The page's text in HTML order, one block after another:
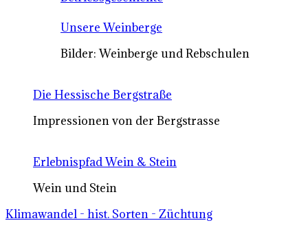
Unsere Weinberge
Bilder: Weinberge und Rebschulen
Die Hessische Bergstraße
Impressionen von der Bergstrasse
Erlebnispfad Wein & Stein
Wein und Stein
Klimawandel - hist. Sorten - Züchtung